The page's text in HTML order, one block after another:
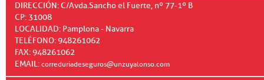
DIRECCIÓN: C/Avda.Sancho el Fuerte, nº 77-1º B
CP: 31008
LOCALIDAD: Pamplona - Navarra
TELÉFONO: 948261062
FAX: 948261062
EMAIL:correduriadeseguros@unzuyalonso.com